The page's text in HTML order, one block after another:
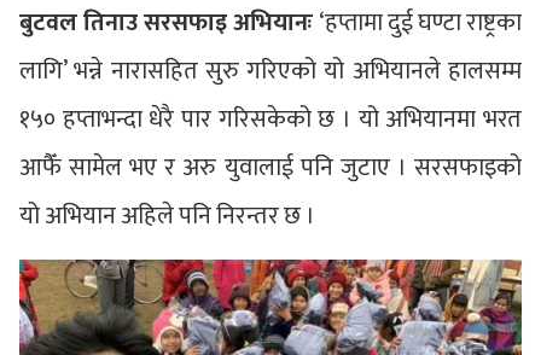
बुटवल तिनाउ सरसफाइ अभियानः‘हप्तामा दुई घण्टा राष्ट्रका
लागि’ भन्ने नारासहित सुरु गरिएको यो अभियानले हालसम्म
१५० हप्ताभन्दा धेरै पार गरिसकेको छ । यो अभियानमा भरत
आफैँ सामेल भए र अरु युवालाई पनि जुटाए । सरसफाइको
यो अभियान अहिले पनि निरन्तर छ ।